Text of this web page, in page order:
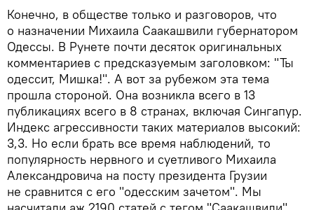
Конечно, в обществе только и разговоров, что
о назначении Михаила Саакашвили губернатором
Одессы. В Рунете почти десяток оригинальных
комментариев с предсказуемым заголовком: "Ты
одессит, Мишка!". А вот за рубежом эта тема
прошла стороной. Она возникла всего в 13
публикациях всего в 8 странах, включая Сингапур.
Индекс агрессивности таких материалов высокий:
3,3. Но если брать все время наблюдений, то
популярность нервного и суетливого Михаила
Александровича на посту президента Грузии
не сравнится с его "одесским зачетом". Мы